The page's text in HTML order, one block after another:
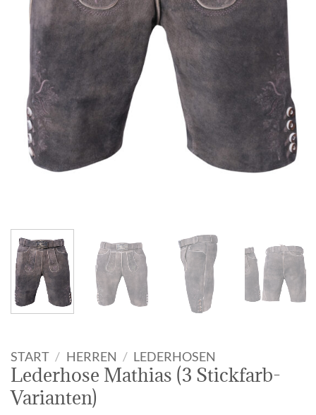
START / HERREN / LEDERHOSEN
Lederhose Mathias (3 Stickfarb-
Varianten)